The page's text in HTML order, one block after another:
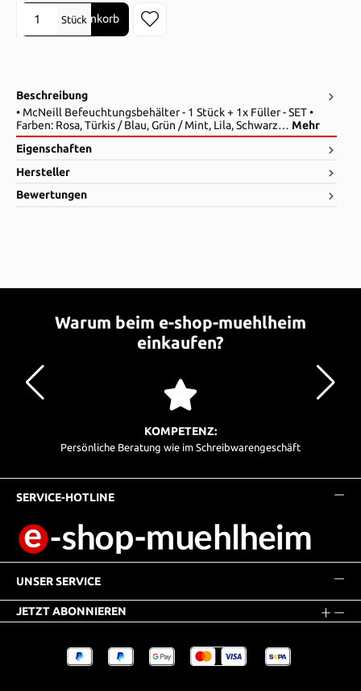
Produkt Anzahl: Gib den gewünschten Wert ein oder benutze die
Stück
In den Warenkorb
Beschreibung
• McNeill Befeuchtungsbehälter - 1 Stück + 1x Füller - SET •
Farben: Rosa, Türkis / Blau, Grün / Mint, Lila, Schwarz… Mehr
Eigenschaften
Hersteller
Bewertungen
Warum beim e-shop-muehlheim
einkaufen?
KOMPETENZ:
Persönliche Beratung wie im Schreibwarengeschäft
SERVICE-HOTLINE
UNSER SERVICE
JETZT ABONNIEREN